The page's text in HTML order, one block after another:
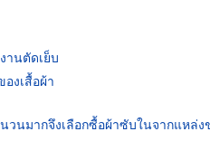
านตัดเย็บ
งเสื้อผ้า
วนมากจึงเลือกซื้อผ้าซับในจากแห